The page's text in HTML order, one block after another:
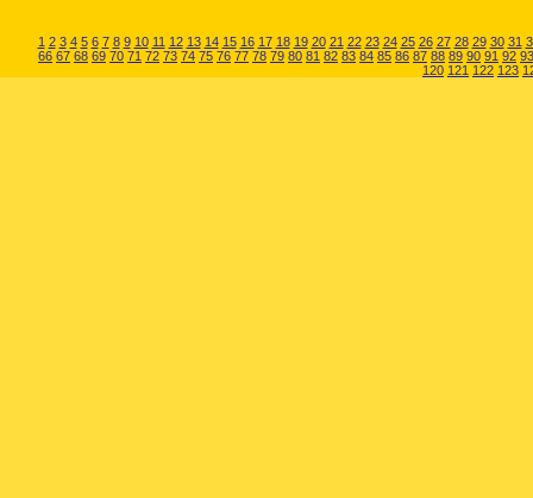
1 2 3 4 5 6 7 8 9 10 11 12 13 14 15 16 17 18 19 20 21 22 23 24 25 26 27 28 29 30 31
66 67 68 69 70 71 72 73 74 75 76 77 78 79 80 81 82 83 84 85 86 87 88 89 90 91 92 93
120 121 122 123